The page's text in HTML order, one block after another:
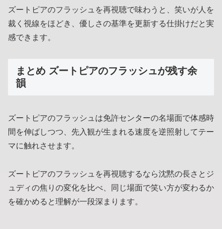
ズートピアのフラッシュを再視聴で味わうと、笑いが人を
裁く視線をほどき、優しさの基準を更新する仕掛けだと実
感できます。
まとめ ズートピアのフラッシュが残す余
韻
ズートピアのフラッシュは免許センターの名場面で体感時
間を伸ばしつつ、先入観が生まれる速度を逆照射してテー
マに触れさせます。
ズートピアのフラッシュを再視聴するなら沈黙の長さとジ
ュディの焦りの変化を比べ、同じ場面で笑い方が変わるか
を確かめると理解が一段深まります。